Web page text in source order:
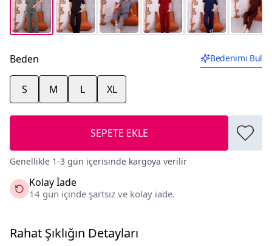
Beden Bedenimi Bul
S M L XL
SEPETE EKLE
Genellikle 1-3 gün içerisinde kargoya verilir
Kolay İade
14 gün içinde şartsız ve kolay iade.
Rahat Şıklığın Detayları